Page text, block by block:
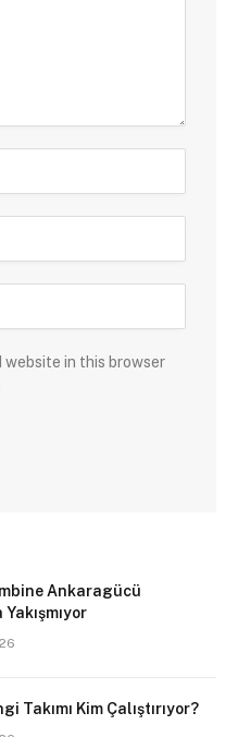
website in this browser
Ankaragücü
Takımı Kim Çalıştırıyor?